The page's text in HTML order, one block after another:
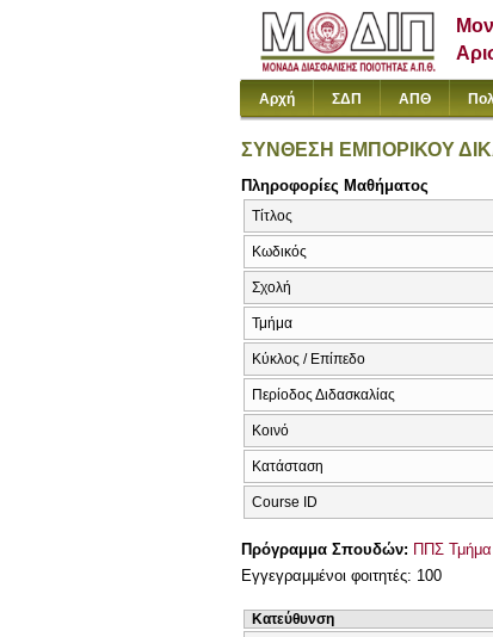
Αρχή ΣΔΠ ΑΠΘ
ΣΥΝΘΕΣΗ ΕΜΠΟΡΙΚΟΥ
Πληροφορίες Μαθήματος
Τίτλος
Κωδικός
Σχολή
Τμήμα
Κύκλος / Επίπεδο
Περίοδος Διδασκαλίας
Κοινό
Κατάσταση
Course ID
Πρόγραμμα Σπουδών: ΠΠΣ Τμήμα
Εγγεγραμμένοι φοιτητές: 100
Κατεύθυνση